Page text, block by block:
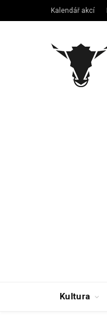
Kalendář akcí
Kultura